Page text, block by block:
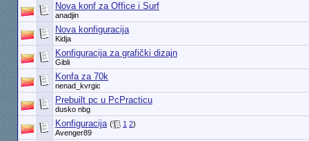
Nova konf za Office i Surf
anadjin
Nova konfiguracija
Kidja
Konfiguracija za grafički dizajn
Gibli
Konfa za 70k
nenad_kvrgic
Prebuilt pc u PcPracticu
dusko nbg
Konfiguracija ( 1 2)
Avenger89